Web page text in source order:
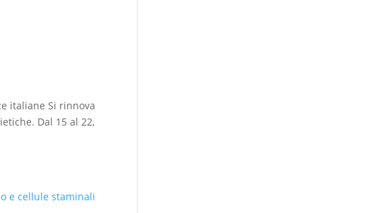
italiane Si rinnova
Dal 15 al 22,